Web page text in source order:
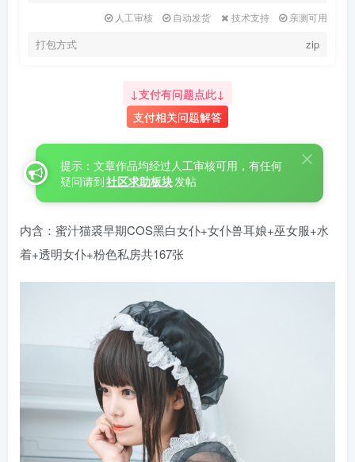
人工审核
自动发货 技术支持 亲测可用
打包方式 zip
↓支付有问题点此↓
支付相关问题解答
提示：文章作品均经过人工审核可用，有任何
疑问请到社区求助板块发帖
内含：蜜汁猫裘早期COS黑白女仆+女仆兽耳娘+巫女服+水
着+透明女仆+粉色私房共167张